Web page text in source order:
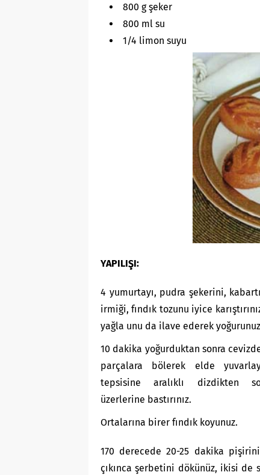
800 g şeker
800 ml su
1/4 limon suyu
YAPILIŞI:
4 yumurtayı, pudra şekerini,
irmiği, fındık tozunu iyice
yağla unu da ilave ederek
10 dakika yoğurduktan sonra
parçalara bölerek elde
tepsisine aralıklı dizdikten
üzerlerine bastırınız.
Ortalarına birer fındık koyunuz.
170 derecede 20-25 dakika
çıkınca şerbetini dökünüz, ikisi de